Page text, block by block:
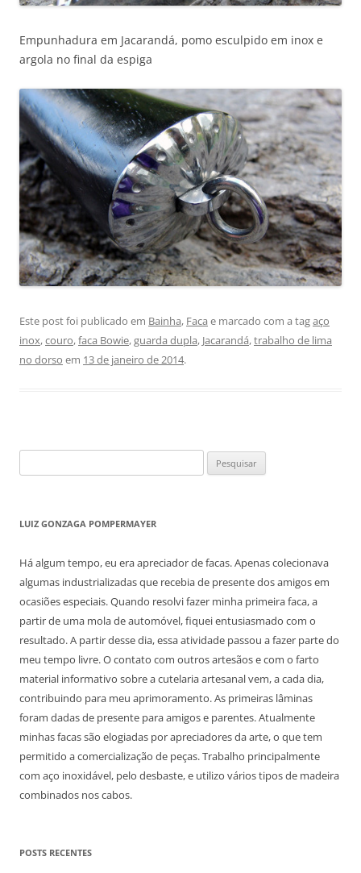
Empunhadura em Jacarandá, pomo esculpido em inox e
argola no final da espiga
Este post foi publicado em Bainha, Faca e marcado com a tagaço
inox,couro,faca Bowie,guarda dupla, Jacarandá,trabalho de lima
no dorso em 13 de janeiro de 2014.
por:
LUIZ GONZAGA POMPERMAYER
Há algum tempo, eu era apreciador de facas. Apenas colecionava
algumas industrializadas que recebia de presente dos amigos em
ocasiões especiais. Quando resolvi fazer minha primeira faca, a
partir de uma mola de automóvel, fiquei entusiasmado com o
resultado. A partir desse dia, essa atividade passou a fazer parte do
meu tempo livre. O contato com outros artesãos e com o farto
material informativo sobre a cutelaria artesanal vem, a cada dia,
contribuindo para meu aprimoramento. As primeiras lâminas
foram dadas de presente para amigos e parentes. Atualmente
minhas facas são elogiadas por apreciadores da arte, o que tem
permitido a comercialização de peças. Trabalho principalmente
com aço inoxidável, pelo desbaste, e utilizo vários tipos de madeira
combinados nos cabos.
POSTS RECENTES